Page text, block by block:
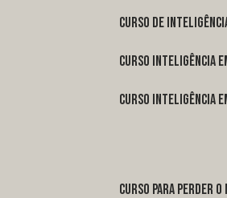
curso de
curso inteligência
curso inteligência
curso para perder